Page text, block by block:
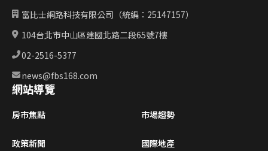
富比士網路科技有限公司（統編：25147157）
104台北市中山區建國北路二段65號7樓
02-2516-5377
news@fbs168.com
網站導覽
房市焦點 市場趨勢
政策新聞 國際地產